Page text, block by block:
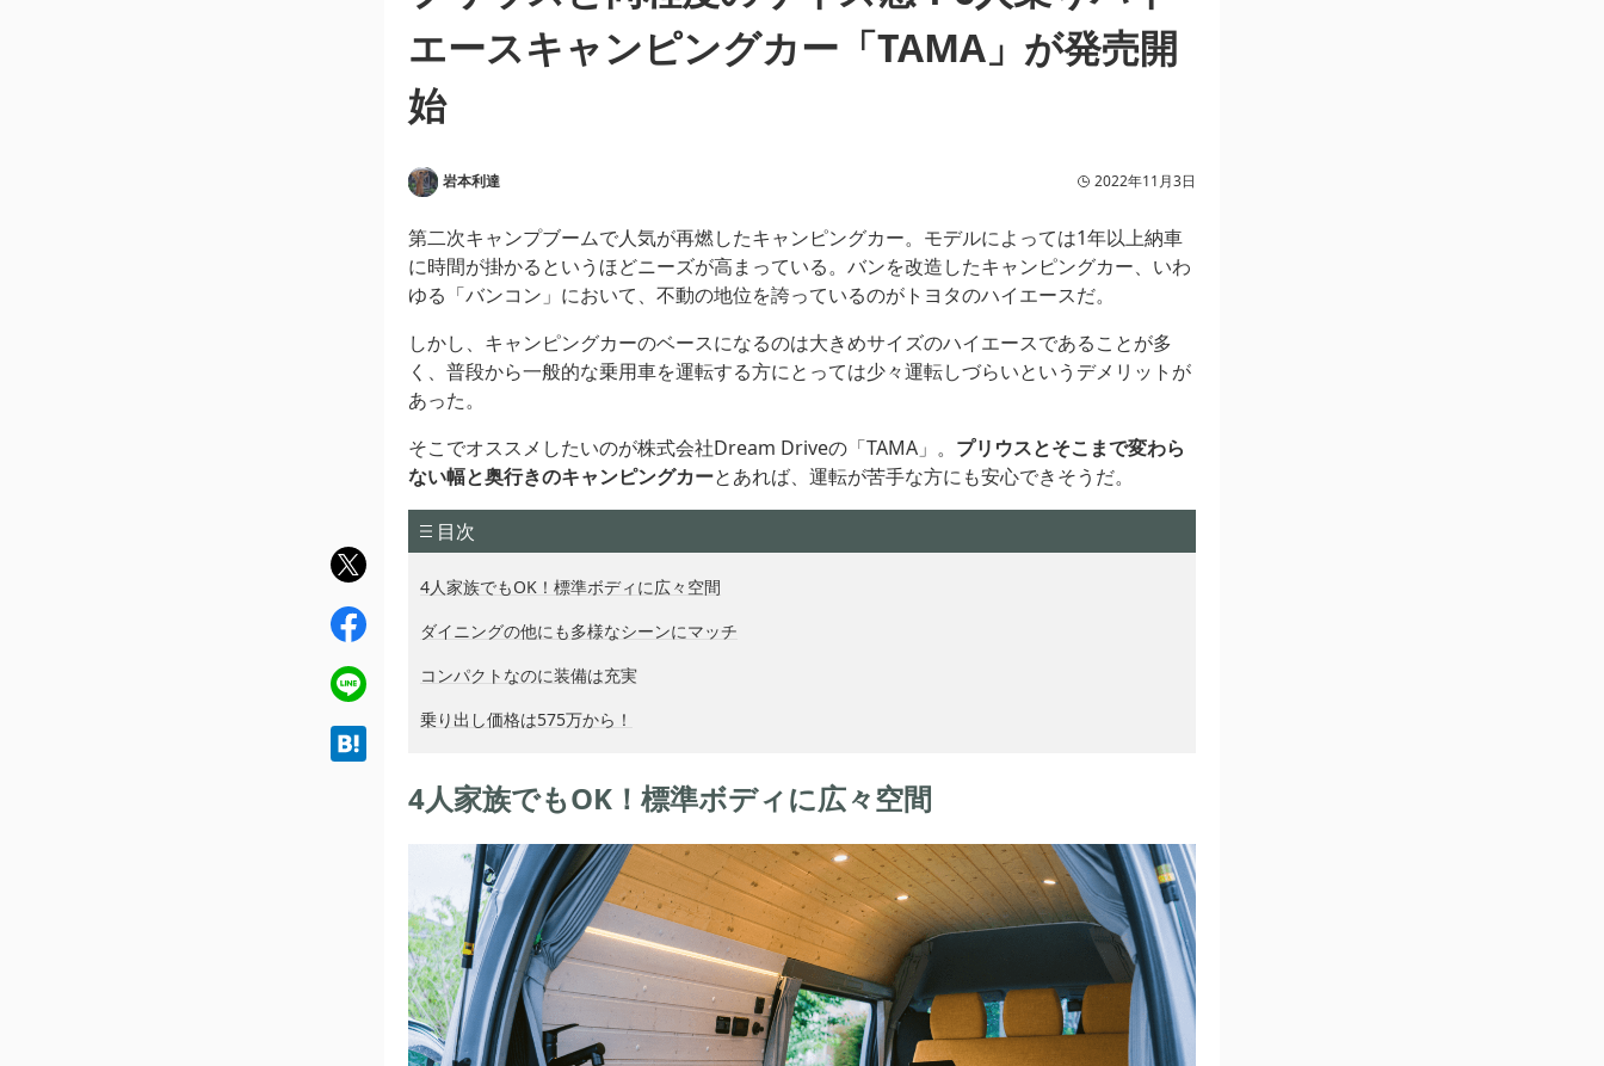
エースキャンピングカー「TAMA」が発売開
始
岩本利達 2022年11月3日
第二次キャンプブームで人気が再燃したキャンピングカー。モデルによっては1年以上納車
に時間が掛かるというほどニーズが高まっている。バンを改造したキャンピングカー、いわ
ゆる「バンコン」において、不動の地位を誇っているのがトヨタのハイエースだ。
しかし、キャンピングカーのベースになるのは大きめサイズのハイエースであることが多
く、普段から一般的な乗用車を運転する方にとっては少々運転しづらいというデメリットが
あった。
そこでオススメしたいのが株式会社Dream Driveの「TAMA」。 プリウスとそこまで変わら
ない幅と奥行きのキャンピングカーとあれば、運転が苦手な方にも安心できそうだ。
目次
4人家族でもOK！標準ボディに広々空間
ダイニングの他にも多様なシーンにマッチ
コンパクトなのに装備は充実
乗り出し価格は575万から！
4人家族でもOK！標準ボディに広々空間
twit
ter
fac
ebo
ok
line
hat
ena